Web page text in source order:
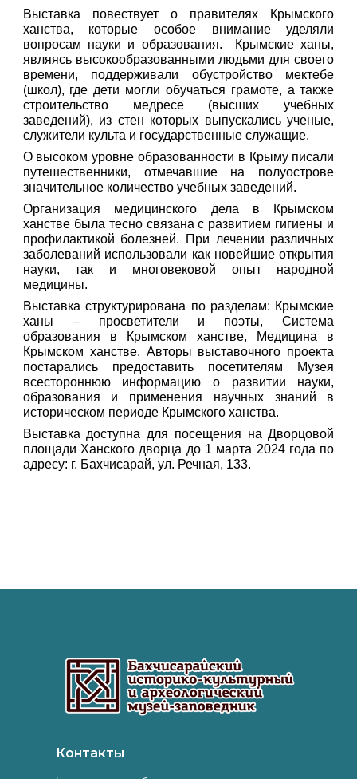
Выставка повествует о правителях Крымского
ханства, которые особое внимание уделяли
вопросам науки и образования. Крымские ханы,
являясь высокообразованными людьми для своего
времени, поддерживали обустройство мектебе
(школ), где дети могли обучаться грамоте, а также
строительство медресе (высших учебных
заведений), из стен которых выпускались ученые,
служители культа и государственные служащие.
О высоком уровне образованности в Крыму писали
путешественники, отмечавшие на полуострове
значительное количество учебных заведений.
Организация медицинского дела в Крымском
ханстве была тесно связана с развитием гигиены и
профилактикой болезней. При лечении различных
заболеваний использовали как новейшие открытия
науки, так и многовековой опыт народной
медицины.
Выставка структурирована по разделам: Крымские
ханы – просветители и поэты, Система
образования в Крымском ханстве, Медицина в
Крымском ханстве. Авторы выставочного проекта
постарались предоставить посетителям Музея
всестороннюю информацию о развитии науки,
образования и применения научных знаний в
историческом периоде Крымского ханства.
Выставка доступна для посещения на Дворцовой
площади Ханского дворца до 1 марта 2024 года по
адресу: г. Бахчисарай, ул. Речная, 133.
Контакты